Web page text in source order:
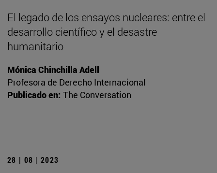
El legado de los ensayos nucleares: entre el
desarrollo científico y el desastre
humanitario
Mónica Chinchilla Adell
Profesora de Derecho Internacional
Publicado en: The Conversation
28 | 08 | 2023